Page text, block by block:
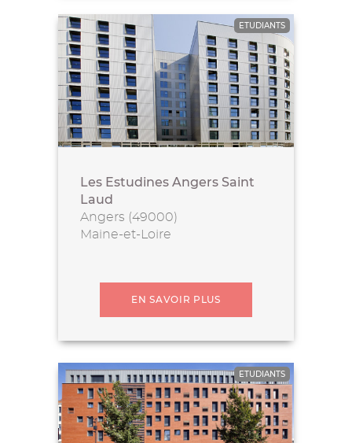
ETUDIANTS
Les Estudines Angers Saint
Laud
Angers (49000)
Maine-et-Loire
EN SAVOIR PLUS
ETUDIANTS